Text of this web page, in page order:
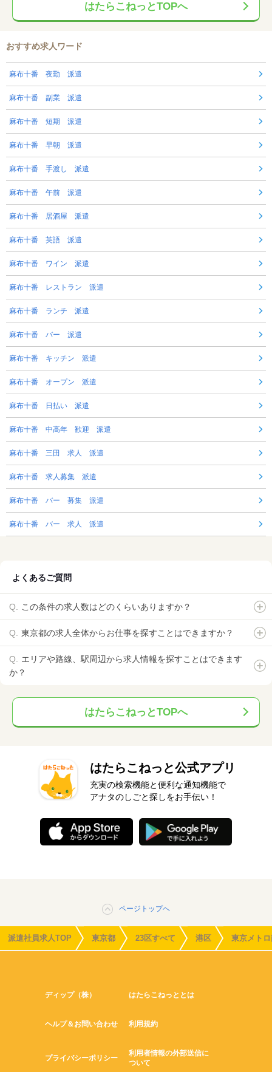
はたらこねっとTOPへ
おすすめ求人ワード
麻布十番 夜勤 派遣
麻布十番 副業 派遣
麻布十番 短期 派遣
麻布十番 早朝 派遣
麻布十番 手渡し 派遣
麻布十番 午前 派遣
麻布十番 居酒屋 派遣
麻布十番 英語 派遣
麻布十番 ワイン 派遣
麻布十番 レストラン 派遣
麻布十番 ランチ 派遣
麻布十番 バー 派遣
麻布十番 キッチン 派遣
麻布十番 オープン 派遣
麻布十番 日払い 派遣
麻布十番 中高年 歓迎 派遣
麻布十番 三田 求人 派遣
麻布十番 求人募集 派遣
麻布十番 バー 募集 派遣
麻布十番 バー 求人 派遣
よくあるご質問
この条件の求人数はどのくらいありますか？
東京都の求人全体からお仕事を探すことはできますか？
エリアや路線、駅周辺から求人情報を探すことはできます
か？
はたらこねっとTOPへ
はたらこねっと公式アプリ
充実の検索機能と便利な通知機能で
アナタのしごと探しをお手伝い！
ページトップへ
派遣社員求人TOP 東京都 23区すべて 港区 東京メト
ディップ（株） はたらこねっととは
ヘルプ＆お問い合わせ 利用規約
プライバシーポリシー
利用者情報の外部送信に
ついて